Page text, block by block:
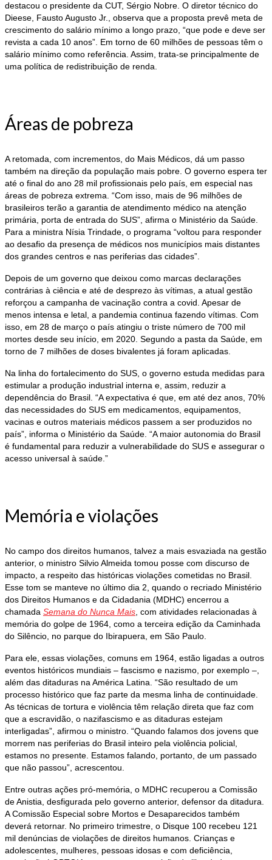
destacou o presidente da CUT, Sérgio Nobre. O diretor técnico do
Dieese, Fausto Augusto Jr., observa que a proposta prevê meta de
crescimento do salário mínimo a longo prazo, “que pode e deve ser
revista a cada 10 anos”. Em torno de 60 milhões de pessoas têm o
salário mínimo como referência. Assim, trata-se principalmente de
uma política de redistribuição de renda.
Áreas de pobreza
A retomada, com incrementos, do Mais Médicos, dá um passo
também na direção da população mais pobre. O governo espera ter
até o final do ano 28 mil profissionais pelo país, em especial nas
áreas de pobreza extrema. “Com isso, mais de 96 milhões de
brasileiros terão a garantia de atendimento médico na atenção
primária, porta de entrada do SUS”, afirma o Ministério da Saúde.
Para a ministra Nísia Trindade, o programa “voltou para responder
ao desafio da presença de médicos nos municípios mais distantes
dos grandes centros e nas periferias das cidades”.
Depois de um governo que deixou como marcas declarações
contrárias à ciência e até de desprezo às vítimas, a atual gestão
reforçou a campanha de vacinação contra a covid. Apesar de
menos intensa e letal, a pandemia continua fazendo vítimas. Com
isso, em 28 de março o país atingiu o triste número de 700 mil
mortes desde seu início, em 2020. Segundo a pasta da Saúde, em
torno de 7 milhões de doses bivalentes já foram aplicadas.
Na linha do fortalecimento do SUS, o governo estuda medidas para
estimular a produção industrial interna e, assim, reduzir a
dependência do Brasil. “A expectativa é que, em até dez anos, 70%
das necessidades do SUS em medicamentos, equipamentos,
vacinas e outros materiais médicos passem a ser produzidos no
país”, informa o Ministério da Saúde. “A maior autonomia do Brasil
é fundamental para reduzir a vulnerabilidade do SUS e assegurar o
acesso universal à saúde.”
Memória e violações
No campo dos direitos humanos, talvez a mais esvaziada na gestão
anterior, o ministro Silvio Almeida tomou posse com discurso de
impacto, a respeito das históricas violações cometidas no Brasil.
Esse tom se manteve no último dia 2, quando o recriado Ministério
dos Direitos Humanos e da Cidadania (MDHC) encerrou a
chamada Semana do Nunca Mais , com atividades relacionadas à
memória do golpe de 1964, como a terceira edição da Caminhada
do Silêncio, no parque do Ibirapuera, em São Paulo.
Para ele, essas violações, comuns em 1964, estão ligadas a outros
eventos históricos mundiais – fascismo e nazismo, por exemplo –,
além das ditaduras na América Latina. “São resultado de um
processo histórico que faz parte da mesma linha de continuidade.
As técnicas de tortura e violência têm relação direta que faz com
que a escravidão, o nazifascismo e as ditaduras estejam
interligadas”, afirmou o ministro. “Quando falamos dos jovens que
morrem nas periferias do Brasil inteiro pela violência policial,
estamos no presente. Estamos falando, portanto, de um passado
que não passou”, acrescentou.
Entre outras ações pró-memória, o MDHC recuperou a Comissão
de Anistia, desfigurada pelo governo anterior, defensor da ditadura.
A Comissão Especial sobre Mortos e Desaparecidos também
deverá retornar. No primeiro trimestre, o Disque 100 recebeu 121
mil denúncias de violações de direitos humanos. Crianças e
adolescentes, mulheres, pessoas idosas e com deficiência,